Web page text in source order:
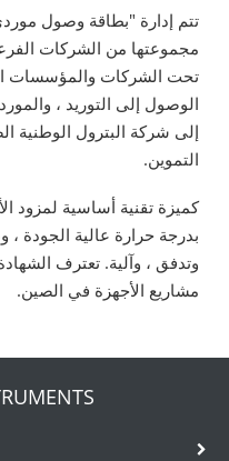
تتم إدارة "بطاقة وصول
مجموعتها من الشركات
تحت الشركات والمؤسسات
الوصول إلى التوريد ،
إلى شركة البترول
التموين.
كميزة تقنية أساسية لمزود
بدرجة حرارة عالية الجودة
وتدفق ، وآلية. تعترف
مشاريع الأجهزة في الصين.